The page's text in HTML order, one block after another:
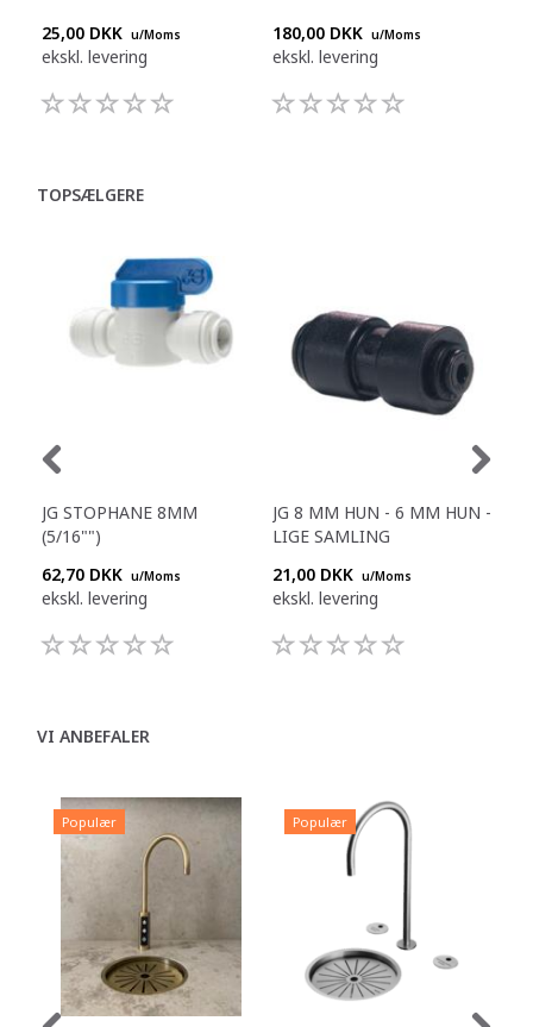
25,00 DKK u/Moms
ekskl. levering
180,00 DKK u/Moms
ekskl. levering
TOPSÆLGERE
JG STOPHANE 8MM
(5/16"")
62,70 DKK u/Moms
ekskl. levering
JG 8 MM HUN - 6 MM HUN -
LIGE SAMLING
21,00 DKK u/Moms
ekskl. levering
VI ANBEFALER
Populær Populær